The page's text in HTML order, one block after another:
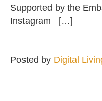
Supported by the
Instagram […]
Posted by Digital